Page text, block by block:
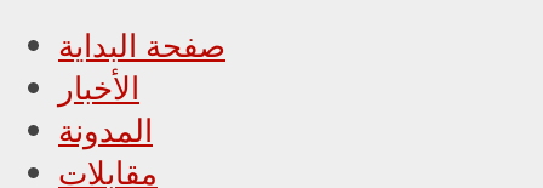
صفحة البداية
الأخبار
المدونة
مقابلات